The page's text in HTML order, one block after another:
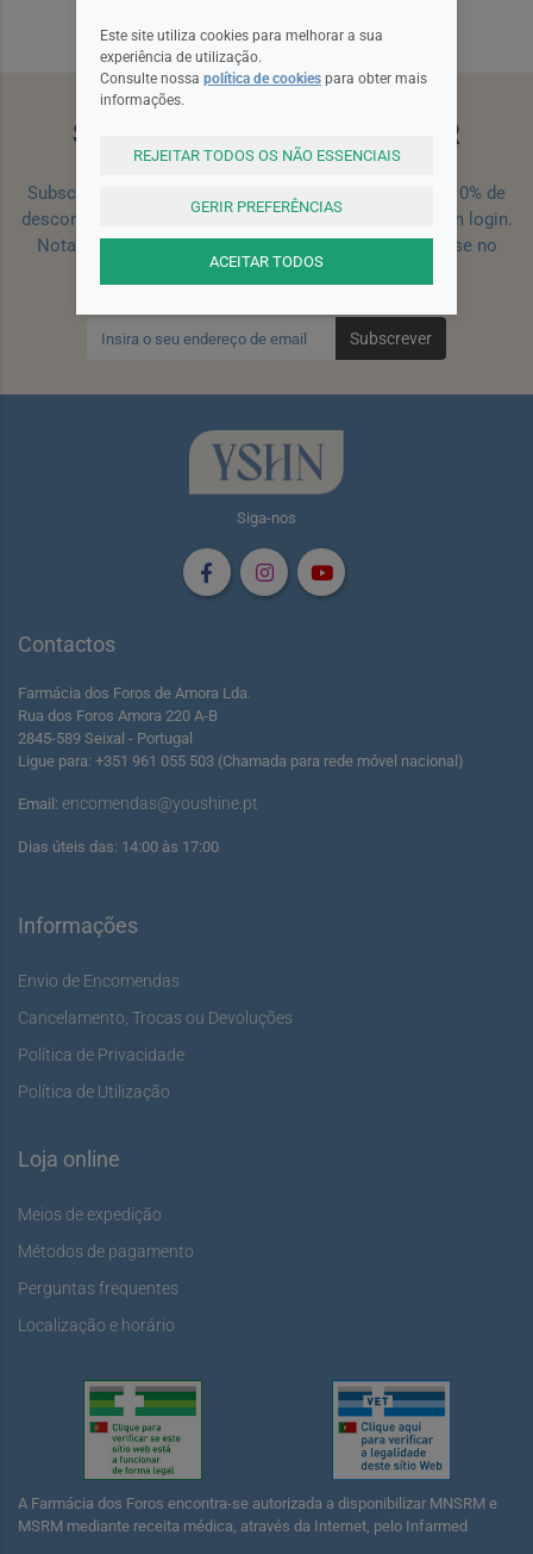
SUBSCREVA A NEWSLETTER
Subscreva a nossa newsletter e receba um cupão de 10% de
desconto para a sua próxima encomenda efetuada com login.
Nota: Para receber o cupão deverá primeiro registar-se no
site!Registar
Subscrever
Siga-nos
Contactos
Farmácia dos Foros de Amora Lda.
Rua dos Foros Amora 220 A-B
2845-589 Seixal - Portugal
Ligue para: +351 961 055 503 (Chamada para rede móvel nacional)
Email: encomendas@youshine.pt
Dias úteis das: 14:00 às 17:00
Informações
Envio de Encomendas
Cancelamento, Trocas ou Devoluções
Política de Privacidade
Política de Utilização
Loja online
Meios de expedição
Métodos de pagamento
Perguntas frequentes
Localização e horário
A Farmácia dos Foros encontra-se autorizada a disponibilizar MNSRM e
MSRM mediante receita médica, através da Internet, pelo Infarmed
Este site utiliza cookies para melhorar a sua
experiência de utilização.
Consulte nossa política de cookies para obter mais
informações.
REJEITAR TODOS OS NÃO ESSENCIAIS
GERIR PREFERÊNCIAS
ACEITAR TODOS